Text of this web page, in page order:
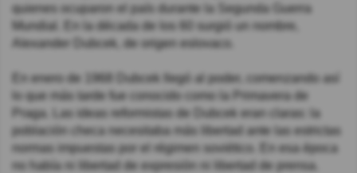
quienes ocuparon el país durante la Segunda Guerra
Mundial. En la década de los 60 surgió un nombre,
Alexander Dubcek, de origen eslovaco.
En enero de 1968 Dubcek llegó al poder, comenzando así
lo que más tarde fue conocido como la Primavera de
Praga. Las ideas reformistas de Dubcek eran claras: la
población checa necesitaba más libertad ante las estrictas
normas impuestas por el régimen soviético. En esa época
no había ni libertad de expresión ni libertad de prensa.